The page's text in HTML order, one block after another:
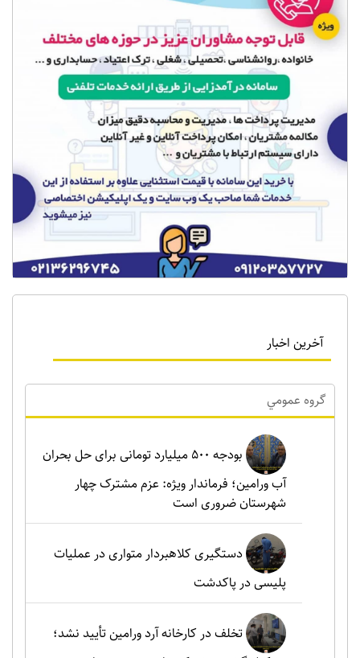
آخرین اخبار
گروه عمومي
بودجه ۵۰۰ میلیارد تومانی برای حل بحران
آب ورامین؛ فرماندار ویژه: عزم مشترک چهار
شهرستان ضروری است
دستگیری کلاهبردار متواری در عملیات
پلیسی در پاکدشت
تخلف در کارخانه آرد ورامین تأیید نشد؛